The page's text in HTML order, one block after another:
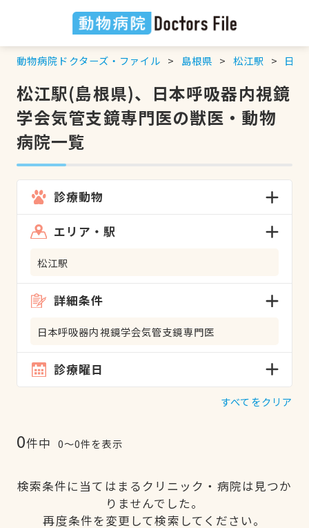
動物病院ドクターズ・ファイル 島根県 松江駅 日本
松江駅(島根県)、日本呼吸器内視鏡
学会気管支鏡専門医の獣医・動物
病院一覧
診療動物
エリア・駅
松江駅
詳細条件
日本呼吸器内視鏡学会気管支鏡専門医
診療曜日
すべてをクリア
0件中 0〜0件を表示
検索条件に当てはまるクリニック・病院は見つか
りませんでした。
再度条件を変更して検索してください。